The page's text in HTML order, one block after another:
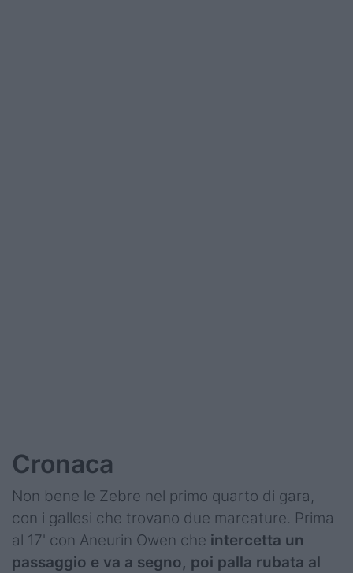
Cronaca
Non bene le Zebre nel primo quarto di gara,
con i gallesi che trovano due marcature. Prima
al 17' con Aneurin Owen che intercetta un
passaggio e va a segno, poi palla rubata al